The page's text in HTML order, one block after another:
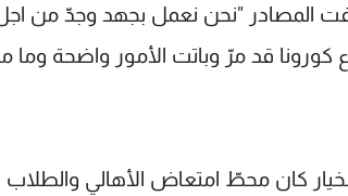
المصادر "نحن نعمل بجهد وجدّ من
كورونا قد مرّ وباتت الأمور واضحة وما
كان محطّ امتعاض الأهالي والطلاب